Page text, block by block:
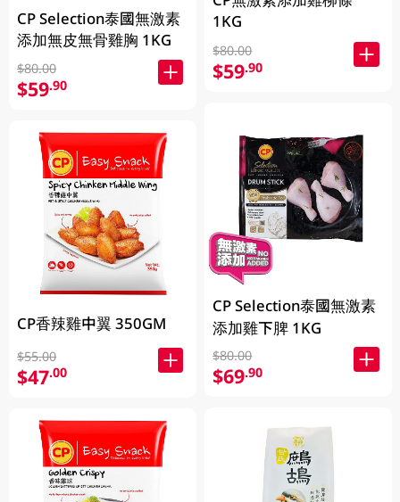
CP Selection泰國無激素
添加無皮無骨雞胸 1KG
$80.00
$59.90
CP香辣雞中翼 350GM
$55.00
$47.00
1KG
$80.00
$59.90
CP Selection泰國無激素
添加雞下脾 1KG
$80.00
$69.90